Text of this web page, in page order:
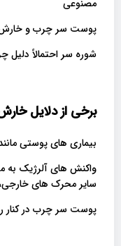
مصنوعی
پوست سر چرب و خارش
شوره سر احتمالاً
برخی از دلایل
بیماری های پوستی
واکنش های آلرژیک به
سایر محرک های
پوست سر چرب در کنار